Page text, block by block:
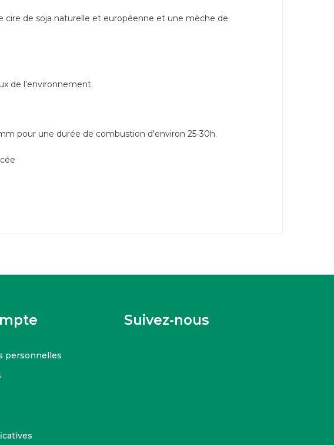
cire de soja naturelle et européenne et une mèche de
de l'environnement.
pour une durée de combustion d'environ 25-30h.
personnelles
Suivez-nous